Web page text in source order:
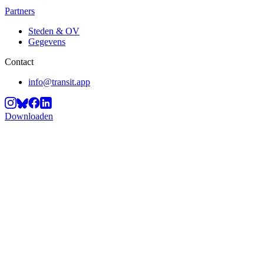
Partners
Steden & OV
Gegevens
Contact
info@transit.app
Downloaden